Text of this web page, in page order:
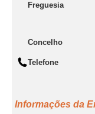
Freguesia
Concelho
Telefone
Informações da